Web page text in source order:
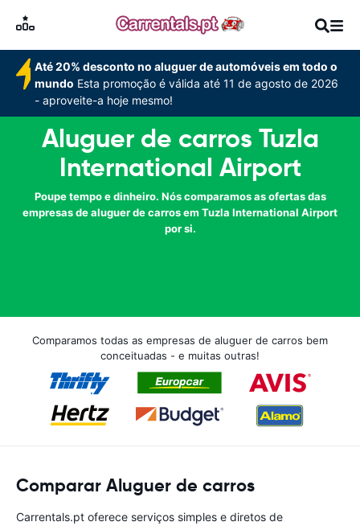
Até 20% desconto no aluguer de automóveis em todo o
mundo Esta promoção é válida até 11 de agosto de 2026
- aproveite-a hoje mesmo!
Aluguer de carros Tuzla
International Airport
Poupe tempo e dinheiro. Nós comparamos as ofertas das
empresas de aluguer de carros em Tuzla International Airport
por si.
Comparamos todas as empresas de aluguer de carros bem
conceituadas - e muitas outras!
Comparar Aluguer de carros
Carrentals.pt oferece serviços simples e diretos de